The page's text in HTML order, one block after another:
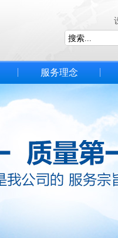
服务理念